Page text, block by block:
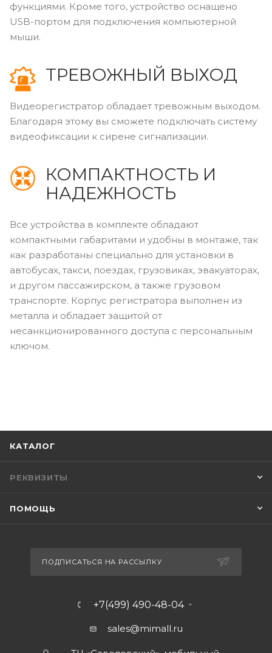
функциями. Кроме того, устройство оснащено
USB-портом для подключения компьютерной
мыши.
ТРЕВОЖНЫЙ ВЫХОД
Видеорегистратор обладает тревожным выходом.
Благодаря этому вы сможете подключать систему
видеофиксации к сирене сигнализации.
КОМПАКТНОСТЬ И
НАДЕЖНОСТЬ
Все устройства в комплекте обладают
компактными габаритами и удобны в монтаже, так
как разработаны специально для установки в
автобусах, такси, поездах, грузовиках, эвакуаторах,
и другом пассажирском, а также грузовом
транспорте. Корпус регистратора выполнен из
металла и обладает защитой от
несанкционированного доступа с персональным
ключом.
КАТАЛОГ
РЕКВИЗИТЫ
ПОМОЩЬ
ПОДПИСАТЬСЯ НА РАССЫЛКУ
+7(499) 490-48-04
sales@mimall.ru